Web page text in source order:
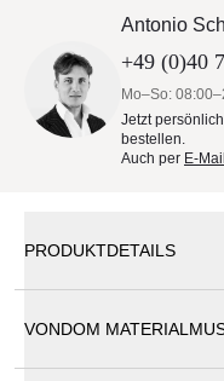
Antonio
+49 (0)40
Mo–So:
Jetzt
bestellen.
Auch per E-Mail
PRODUKTDETAILS
Vondom
VONDOM